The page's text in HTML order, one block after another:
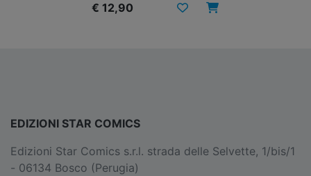
€ 12,90
EDIZIONI STAR COMICS
Edizioni Star Comics s.r.l. strada delle Selvette, 1/bis/1
- 06134 Bosco (Perugia)